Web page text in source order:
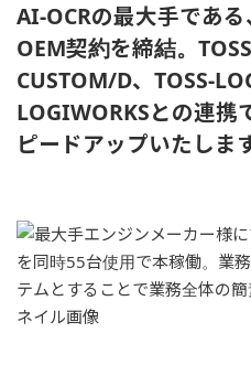
AI-OCRの最大手であ
OEM契約を締結。
CUSTOM/D、TOSS-
LOGIWORKSとの連携
ピードアップいたします